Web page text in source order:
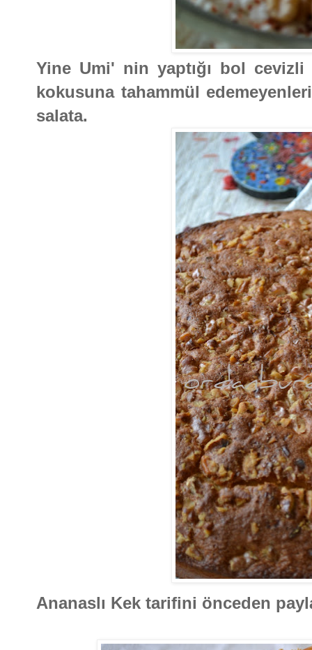
Yine Umi' nin yaptığı bol cevizli
kokusuna tahammül
salata.
Ananaslı Kek tarifini önceden